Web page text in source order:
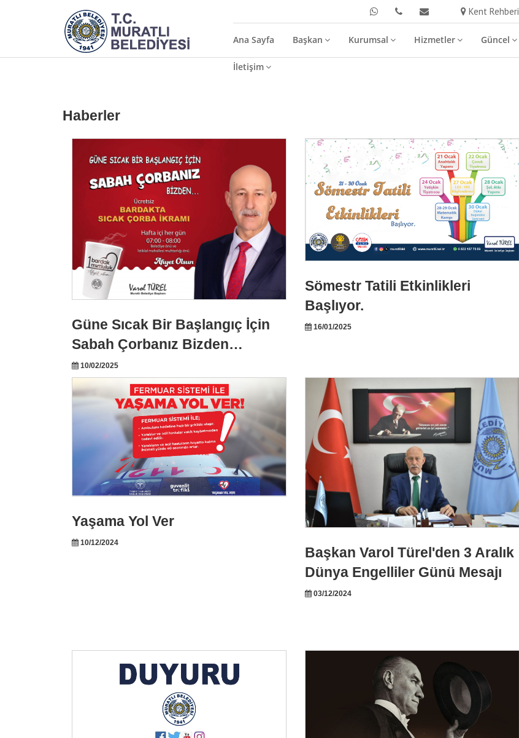
Kent Rehberi
Ana Sayfa Başkan Kurumsal Hizmetler Güncel
İletişim
Haberler
Güne Sıcak Bir Başlangıç İçin
Sabah Çorbanız Bizden…
10/02/2025
Sömestr Tatili Etkinlikleri
Başlıyor.
16/01/2025
Yaşama Yol Ver
10/12/2024
Başkan Varol Türel'den 3 Aralık
Dünya Engelliler Günü Mesajı
03/12/2024